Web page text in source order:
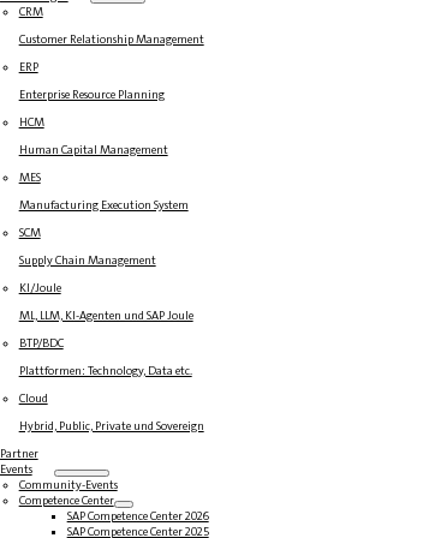
CRM
Customer Relationship Management
ERP
Enterprise Resource Planning
HCM
Human Capital Management
MES
Manufacturing Execution System
SCM
Supply Chain Management
KI/Joule
ML, LLM, KI-Agenten und SAP Joule
BTP/BDC
Plattformen: Technology, Data etc.
Cloud
Hybrid, Public, Private und Sovereign
Partner
Events
Community-Events
Competence Center
SAP Competence Center 2026
SAP Competence Center 2025